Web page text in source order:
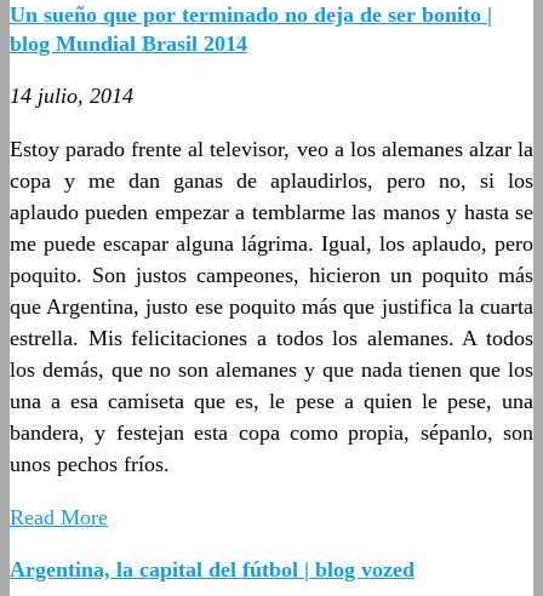
Un sueño que por terminado no deja de ser bonito |
blog Mundial Brasil 2014
14 julio, 2014
Estoy parado frente al televisor, veo a los alemanes alzar la
copa y me dan ganas de aplaudirlos, pero no, si los
aplaudo pueden empezar a temblarme las manos y hasta se
me puede escapar alguna lágrima. Igual, los aplaudo, pero
poquito. Son justos campeones, hicieron un poquito más
que Argentina, justo ese poquito más que justifica la cuarta
estrella. Mis felicitaciones a todos los alemanes. A todos
los demás, que no son alemanes y que nada tienen que los
una a esa camiseta que es, le pese a quien le pese, una
bandera, y festejan esta copa como propia, sépanlo, son
unos pechos fríos.
Read More
Argentina, la capital del fútbol | blog vozed